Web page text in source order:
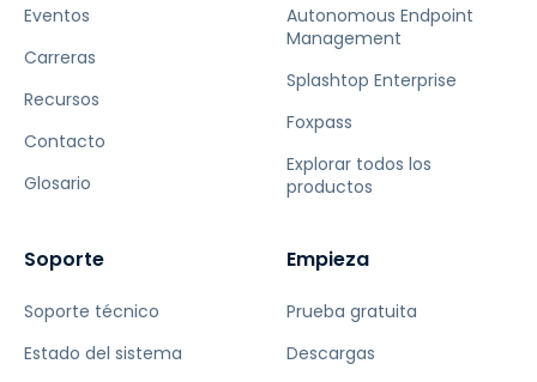
Eventos
Carreras
Recursos
Contacto
Glosario
Autonomous Endpoint
Management
Splashtop Enterprise
Foxpass
Explorar todos los
productos
Soporte
Soporte técnico
Estado del sistema
Empieza
Prueba gratuita
Descargas